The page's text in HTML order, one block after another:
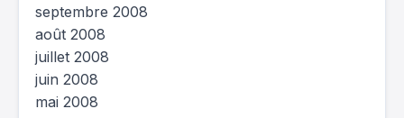
septembre 2008
août 2008
juillet 2008
juin 2008
mai 2008